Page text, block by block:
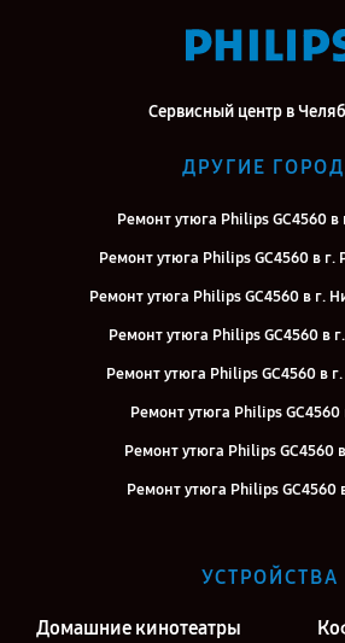
Сервисный центр в
ДРУГИЕ
Ремонт утюга Philips GC4560 в
Ремонт утюга Philips GC4560 в г.
Ремонт утюга Philips GC4560 в г.
Ремонт утюга Philips GC4560 в
Ремонт утюга Philips GC4560 в
Ремонт утюга Philips GC4560
Ремонт утюга Philips GC4560
Ремонт утюга Philips GC4560
Ремонт утюга Philips GC4560
УСТРОЙСТВА
Домашние кинотеатры